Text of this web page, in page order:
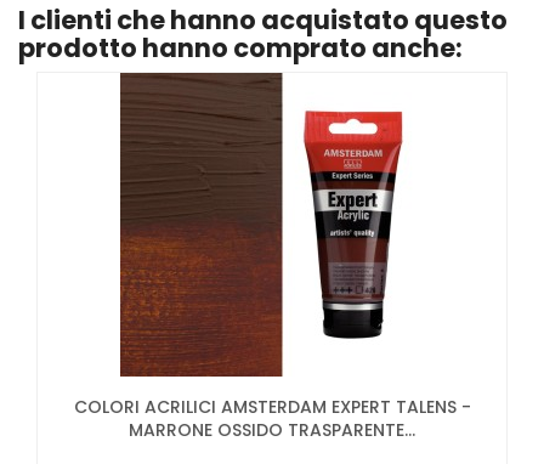
I clienti che hanno acquistato questo
prodotto hanno comprato anche:
COLORI ACRILICI AMSTERDAM EXPERT TALENS -
MARRONE OSSIDO TRASPARENTE...